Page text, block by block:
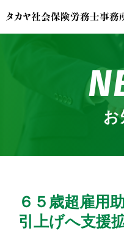
お
６５歳超雇用
引上げへ支援